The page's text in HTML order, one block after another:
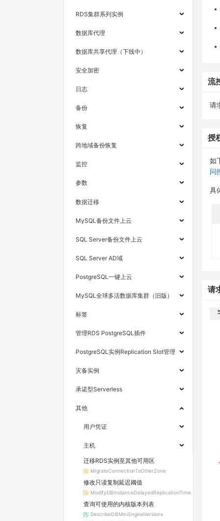
RDS集群系列实例
数据库代理
数据库共享代理（下线中）
安全加密
日志
备份
恢复
跨地域备份恢复
监控
参数
数据迁移
MySQL备份文件上云
SQL Server备份文件上云
SQL Server AD域
PostgreSQL一键上云
MySQL全球多活数据库集群（旧版）
标签
管理RDS PostgreSQL插件
PostgreSQL实例Replication Slot管理
灾备实例
承诺型Serverless
其他
用户凭证
主机
迁移RDS实例至其他可用区
MigrateConnectionToOtherZone
修改只读复制延迟阈值
ModifyDBInstanceDelayedReplicationTime
查询可使用的内核版本列表
DescribeDBMiniEngineVersions
流
请
授
如
问
具
请